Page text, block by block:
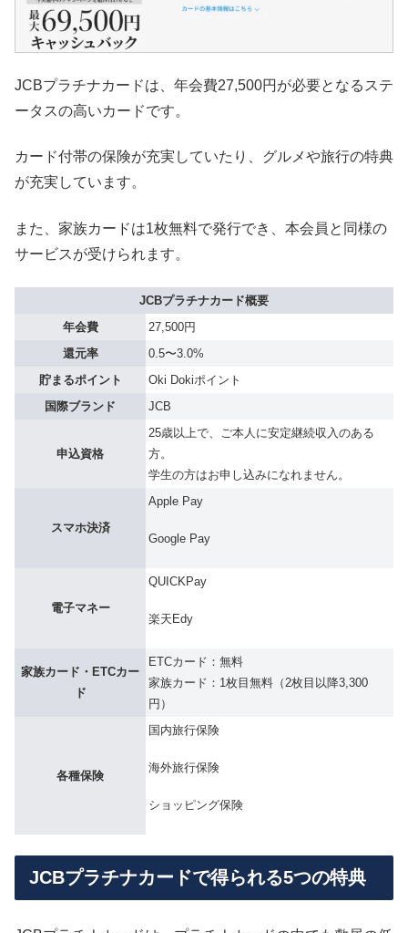
JCBプラチナカードは、年会費27,500円が必要となるステ
ータスの高いカードです。
カード付帯の保険が充実していたり、グルメや旅行の特典
が充実しています。
また、家族カードは1枚無料で発行でき、本会員と同様の
サービスが受けられます。
JCBプラチナカード概要
年会費
27,500円
還元率
0.5〜3.0%
貯まるポイント
Oki Dokiポイント
国際ブランド
JCB
申込資格
25歳以上で、ご本人に安定継続収入のある
方。
学生の方はお申し込みになれません。
スマホ決済
Apple Pay
Google Pay
電子マネー
QUICKPay
楽天Edy
家族カード・ETCカー
ド
ETCカード：無料
家族カード：1枚目無料（2枚目以降3,300
円）
各種保険
国内旅行保険
海外旅行保険
ショッピング保険
JCBプラチナカードで得られる5つの特典